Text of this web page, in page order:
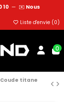
10 — ✉️ Nous
Liste d'envie (0)
0
Coude titane